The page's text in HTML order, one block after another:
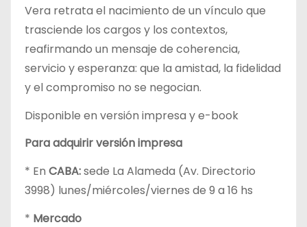
Vera retrata el nacimiento de un vínculo que
trasciende los cargos y los contextos,
reafirmando un mensaje de coherencia,
servicio y esperanza: que la amistad, la fidelidad
y el compromiso no se negocian.
Disponible en versión impresa y e-book
Para adquirir versión impresa
* En CABA:sede La Alameda (Av. Directorio
3998) lunes/miércoles/viernes de 9 a 16 hs
* Mercado